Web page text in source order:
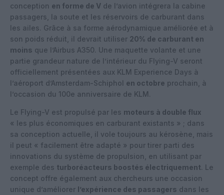
conception en forme de V de l’avion intégrera la cabine
passagers, la soute et les réservoirs de carburant dans
les ailes. Grâce à sa forme aérodynamique améliorée et à
son poids réduit, il devrait utiliser 20% de carburant en
moins que l’Airbus A350. Une maquette volante et une
partie grandeur nature de l’intérieur du Flying-V seront
officiellement présentées aux KLM Experience Days à
l’aéroport d’Amsterdam-Schiphol en octobre prochain, à
l’occasion du 100e anniversaire de KLM.
Le Flying-V est propulsé par les moteurs à double flux
« les plus économiques en carburant existants » ; dans
sa conception actuelle, il vole toujours au kérosène, mais
il peut « facilement être adapté » pour tirer parti des
innovations du système de propulsion, en utilisant par
exemple des turboréacteurs boostés électriquement. Le
concept offre également aux chercheurs une occasion
unique d’améliorer l’expérience des passagers dans les